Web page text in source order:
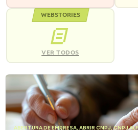
WEBSTORIES
VER TODOS
ABERTURA DE EMPRESA, ABRIR CNPJ,CNPJ